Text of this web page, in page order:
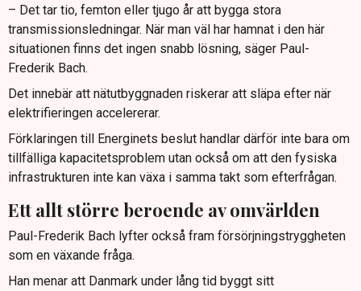
– Det tar tio, femton eller tjugo år att bygga stora
transmissionsledningar. När man väl har hamnat i den här
situationen finns det ingen snabb lösning, säger Paul-
Frederik Bach.
Det innebär att nätutbyggnaden riskerar att släpa efter när
elektrifieringen accelererar.
Förklaringen till Energinets beslut handlar därför inte bara om
tillfälliga kapacitetsproblem utan också om att den fysiska
infrastrukturen inte kan växa i samma takt som efterfrågan.
Ett allt större beroende av omvärlden
Paul-Frederik Bach lyfter också fram försörjningstryggheten
som en växande fråga.
Han menar att Danmark under lång tid byggt sitt